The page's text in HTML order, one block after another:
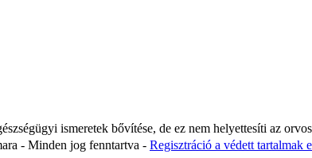
ismeretek bővítése, de ez nem helyettesíti az
- Minden jog fenntartva - Regisztráció a védett tartalmak